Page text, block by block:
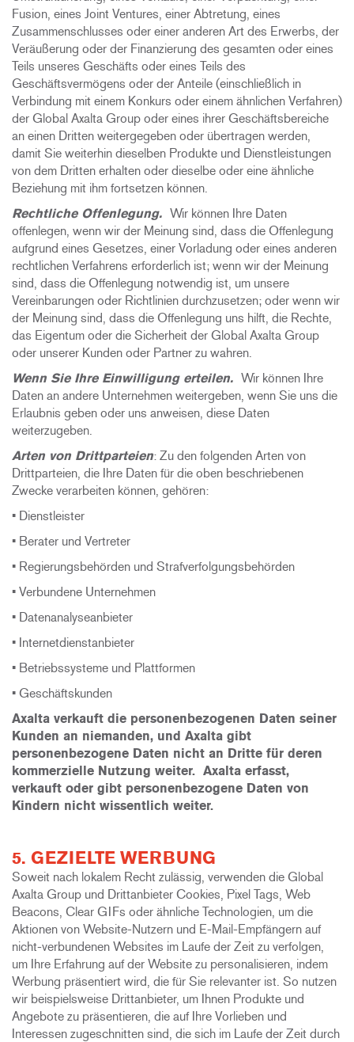
Fusion, eines Joint Ventures, einer Abtretung, eines
Zusammenschlusses oder einer anderen Art des Erwerbs, der
Veräußerung oder der Finanzierung des gesamten oder eines
Teils unseres Geschäfts oder eines Teils des
Geschäftsvermögens oder der Anteile (einschließlich in
Verbindung mit einem Konkurs oder einem ähnlichen Verfahren)
der Global Axalta Group oder eines ihrer Geschäftsbereiche
an einen Dritten weitergegeben oder übertragen werden,
damit Sie weiterhin dieselben Produkte und Dienstleistungen
von dem Dritten erhalten oder dieselbe oder eine ähnliche
Beziehung mit ihm fortsetzen können.
Rechtliche Offenlegung. Wir können Ihre Daten
offenlegen, wenn wir der Meinung sind, dass die Offenlegung
aufgrund eines Gesetzes, einer Vorladung oder eines anderen
rechtlichen Verfahrens erforderlich ist; wenn wir der Meinung
sind, dass die Offenlegung notwendig ist, um unsere
Vereinbarungen oder Richtlinien durchzusetzen; oder wenn wir
der Meinung sind, dass die Offenlegung uns hilft, die Rechte,
das Eigentum oder die Sicherheit der Global Axalta Group
oder unserer Kunden oder Partner zu wahren.
Wenn Sie Ihre Einwilligung erteilen. Wir können Ihre
Daten an andere Unternehmen weitergeben, wenn Sie uns die
Erlaubnis geben oder uns anweisen, diese Daten
weiterzugeben.
Arten von Drittparteien: Zu den folgenden Arten von
Drittparteien, die Ihre Daten für die oben beschriebenen
Zwecke verarbeiten können, gehören:
• Dienstleister
• Berater und Vertreter
• Regierungsbehörden und Strafverfolgungsbehörden
• Verbundene Unternehmen
• Datenanalyseanbieter
• Internetdienstanbieter
• Betriebssysteme und Plattformen
• Geschäftskunden
Axalta verkauft die personenbezogenen Daten seiner
Kunden an niemanden, und Axalta gibt
personenbezogene Daten nicht an Dritte für deren
kommerzielle Nutzung weiter. Axalta erfasst,
verkauft oder gibt personenbezogene Daten von
Kindern nicht wissentlich weiter.
5. GEZIELTE WERBUNG
Soweit nach lokalem Recht zulässig, verwenden die Global
Axalta Group und Drittanbieter Cookies, Pixel Tags, Web
Beacons, Clear GIFs oder ähnliche Technologien, um die
Aktionen von Website-Nutzern und E-Mail-Empfängern auf
nicht-verbundenen Websites im Laufe der Zeit zu verfolgen,
um Ihre Erfahrung auf der Website zu personalisieren, indem
Werbung präsentiert wird, die für Sie relevanter ist. So nutzen
wir beispielsweise Drittanbieter, um Ihnen Produkte und
Angebote zu präsentieren, die auf Ihre Vorlieben und
Interessen zugeschnitten sind, die sich im Laufe der Zeit durch